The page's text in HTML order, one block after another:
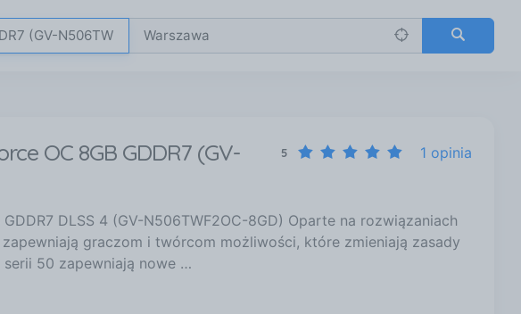
OC 8GB GDDR7 (GV-
5 1 opinia
DLSS 4 (GV-N506TWF2OC-8GD) Oparte na rozwiązaniach
zapewniają graczom i twórcom możliwości, które zmieniają zasady
serii 50 zapewniają nowe …